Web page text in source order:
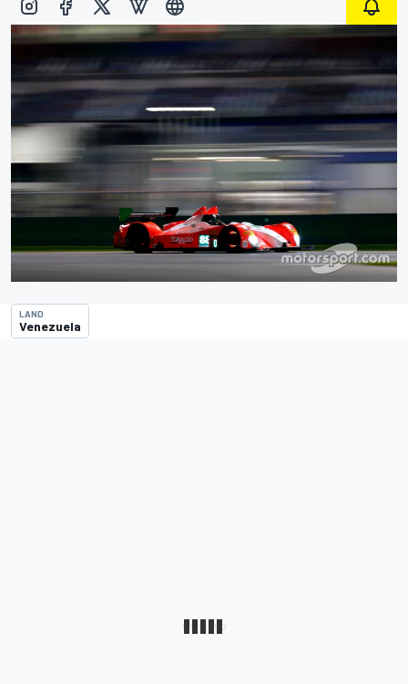
LAND
Venezuela